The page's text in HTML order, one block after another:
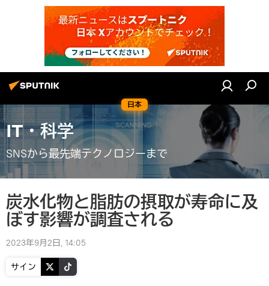
日本
IT・科学
SNSから最先端テクノロジーまで
炭水化物と脂肪の摂取が寿命に及
ぼす影響が調査される
2023年9月2日, 14:05
サイン